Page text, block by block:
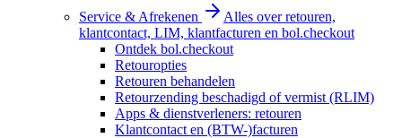
Service & Afrekenen
Alles over retouren,
klantcontact, LIM, klantfacturen en bol.checkout
Ontdek bol.checkout
Retouropties
Retouren behandelen
Retourzending beschadigd of vermist (RLIM)
Apps & dienstverleners: retouren
Klantcontact en (BTW-)facturen